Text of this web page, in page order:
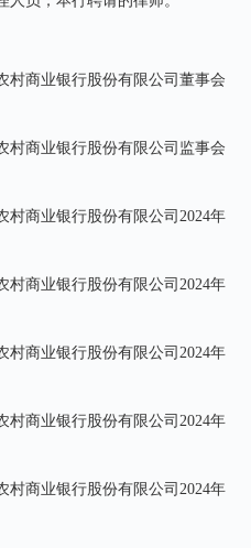
商业银行股份有限公司董事会
商业银行股份有限公司监事会
商业银行股份有限公司2024年
商业银行股份有限公司2024年
商业银行股份有限公司2024年
商业银行股份有限公司2024年
商业银行股份有限公司2024年